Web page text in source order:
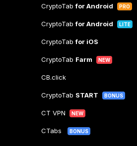
CryptoTabfor Android PRO
CryptoTabfor Android LITE
CryptoTabfor iOS
CryptoTab Farm NEW
CB.click
CryptoTab START BONUS
CT VPN NEW
CTabs BONUS